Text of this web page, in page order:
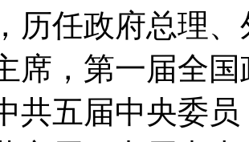
历任政府总理
席，第一届全
共五届中央委